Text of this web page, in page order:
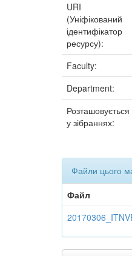
URI
(Уніфікований
ідентифікатор
ресурсу):
Faculty:
Department:
Розташовується
у зібраннях:
Файли цього
Файл